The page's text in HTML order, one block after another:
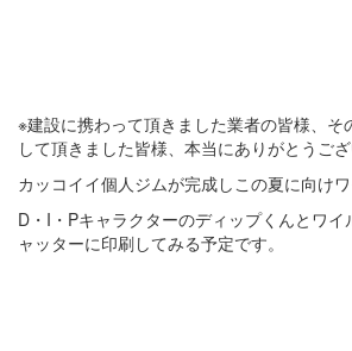
※建設に携わって頂きました業者の皆様、そ
して頂きました皆様、本当にありがとうござ
カッコイイ個人ジムが完成しこの夏に向けワ
D・I・Pキャラクターのディップくんとワ
ャッターに印刷してみる予定です。